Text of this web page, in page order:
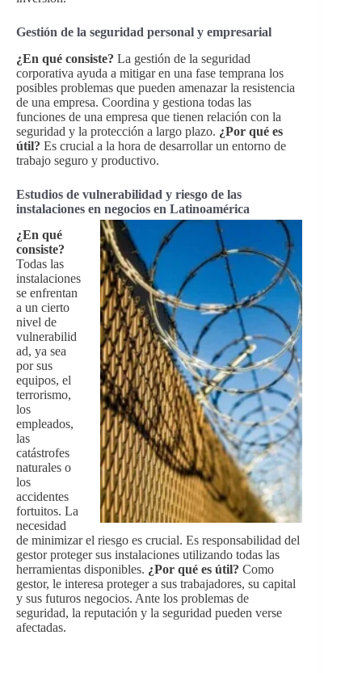
Gestión de la seguridad personal y empresarial
¿En qué consiste? La gestión de la seguridad
corporativa ayuda a mitigar en una fase temprana los
posibles problemas que pueden amenazar la resistencia
de una empresa. Coordina y gestiona todas las
funciones de una empresa que tienen relación con la
seguridad y la protección a largo plazo. ¿Por qué es
útil? Es crucial a la hora de desarrollar un entorno de
trabajo seguro y productivo.
Estudios de vulnerabilidad y riesgo de las
instalaciones en negocios en Latinoamérica
¿En qué
consiste?
Todas las
instalaciones
se enfrentan
a un cierto
nivel de
vulnerabilid
ad, ya sea
por sus
equipos, el
terrorismo,
los
empleados,
las
catástrofes
naturales o
los
accidentes
fortuitos. La
necesidad
de minimizar el riesgo es crucial. Es responsabilidad del
gestor proteger sus instalaciones utilizando todas las
herramientas disponibles. ¿Por qué es útil? Como
gestor, le interesa proteger a sus trabajadores, su capital
y sus futuros negocios. Ante los problemas de
seguridad, la reputación y la seguridad pueden verse
afectadas.